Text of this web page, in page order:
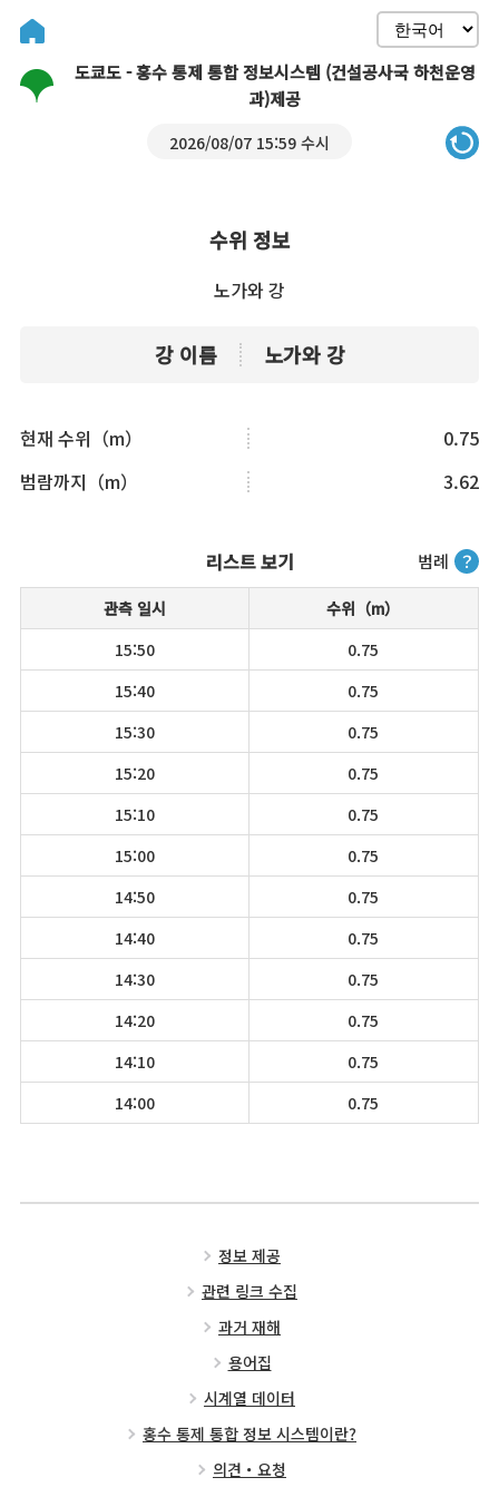
도쿄도 - 홍수 통제 통합 정보시스템 (건설공사국 하천운영
과)제공
2026/08/07 15:59 수시
수위 정보
노가와 강
강 이름 노가와 강
현재 수위（m）
0.75
범람까지（m）
3.62
범례 ？
리스트 보기
관측 일시
수위（m）
15:50
0.75
15:40
0.75
15:30
0.75
15:20
0.75
15:10
0.75
15:00
0.75
14:50
0.75
14:40
0.75
14:30
0.75
14:20
0.75
14:10
0.75
14:00
0.75
정보 제공
관련 링크 수집
과거 재해
용어집
시계열 데이터
홍수 통제 통합 정보 시스템이란?
의견・요청